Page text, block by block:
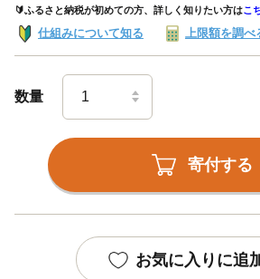
🔰ふるさと納税が初めての方、詳しく知りたい方はこ
仕組みについて知る 上限額を調べ
数量
寄付する
お気に入りに追